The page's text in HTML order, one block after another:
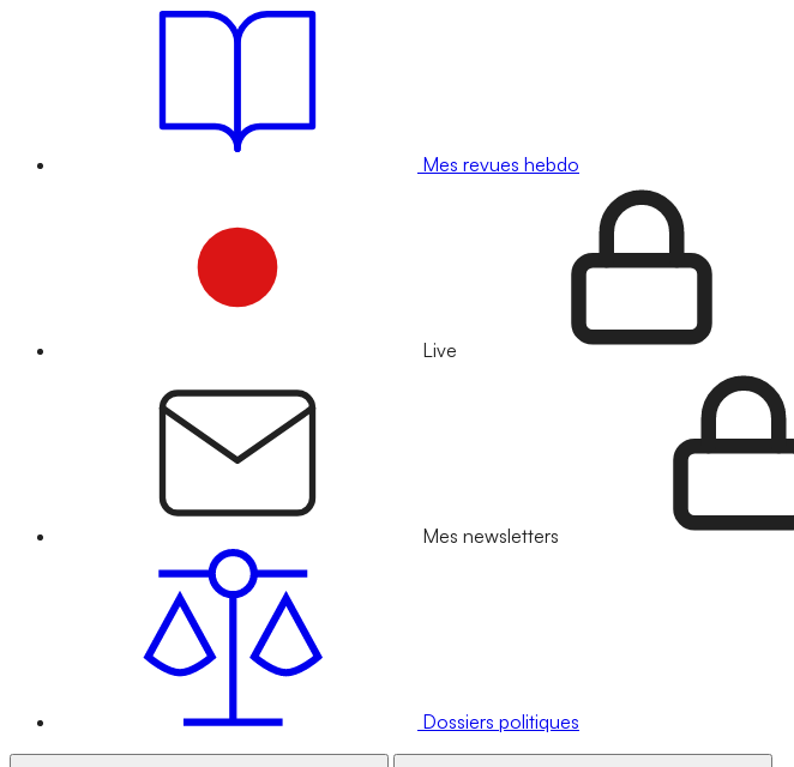
Mes revues hebdo
Live
Mes newsletters
Dossiers politiques